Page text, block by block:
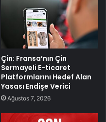
Çin: Fransa’nın Çin
Sermayeli E-ticaret
Platformlarını Hedef Alan
Yasası Endişe Verici
Ağustos 7, 2026